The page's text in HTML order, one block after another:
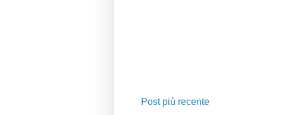
Post più recente